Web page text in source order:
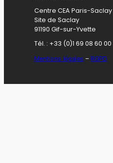
Centre CEA Paris-Saclay
Site de Saclay
91190 Gif-sur-Yvette
Tél. : +33 (0)1 69 08 60 00
Mentions légales – RGPD